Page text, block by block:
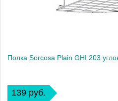
Полка Sorcosa Plain GHI 203
139 руб.